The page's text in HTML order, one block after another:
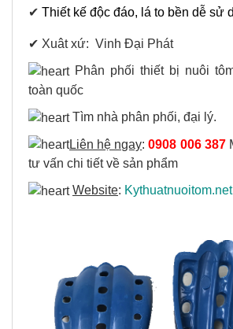
✔ Thiết kế độc đáo, lá to bền dễ sử
✔ Xuât xứ: Vinh Đại Phát
Phân phối thiết bị nuôi
toàn quốc
Tìm nhà phân phối, đại lý.
Liên hệ ngay:0908 006 387
tư vấn chi tiết về sản phẩm
Website: Kythuatnuoitom.net